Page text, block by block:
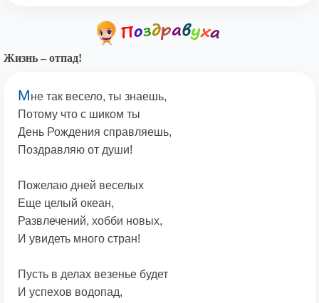
Жизнь – отпад!
Мне так весело, ты знаешь,
Потому что с шиком ты
День Рождения справляешь,
Поздравляю от души!
Пожелаю дней веселых
Еще целый океан,
Развлечений, хобби новых,
И увидеть много стран!
Пусть в делах везенье будет
И успехов водопад,